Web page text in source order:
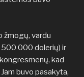
žmogų, vardu
000 dolerių) ir
kad
buvo pasakyta,